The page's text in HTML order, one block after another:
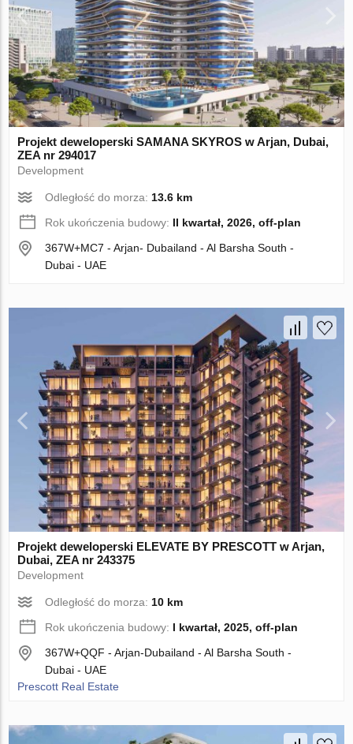
Projekt deweloperski SAMANA SKYROS w Arjan, Dubai,
ZEA nr 294017
Development
Odległość do morza: 13.6 km
Rok ukończenia budowy: II kwartał, 2026, off-plan
367W+MC7 - Arjan- Dubailand - Al Barsha South -
Dubai - UAE
Projekt deweloperski ELEVATE BY PRESCOTT w Arjan,
Dubai, ZEA nr 243375
Development
Odległość do morza: 10 km
Rok ukończenia budowy: I kwartał, 2025, off-plan
367W+QQF - Arjan-Dubailand - Al Barsha South -
Dubai - UAE
Prescott Real Estate